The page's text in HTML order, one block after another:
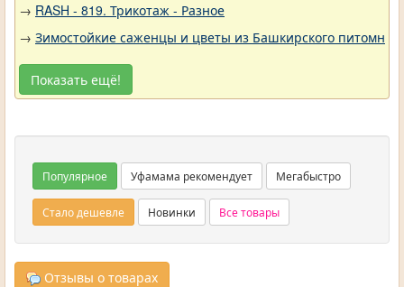
→ RASH - 819. Трикотаж - Разное
→ Зимостойкие саженцы и цветы из Башкирского
Показать ещё!
Популярное Уфамама рекомендует Мегабыстро
Стало дешевле Новинки Все товары
Отзывы о товарах